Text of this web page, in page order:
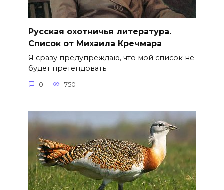
Русская охотничья литература.
Список от Михаила Кречмара
Я сразу предупреждаю, что мой список не
будет претендовать
0 750